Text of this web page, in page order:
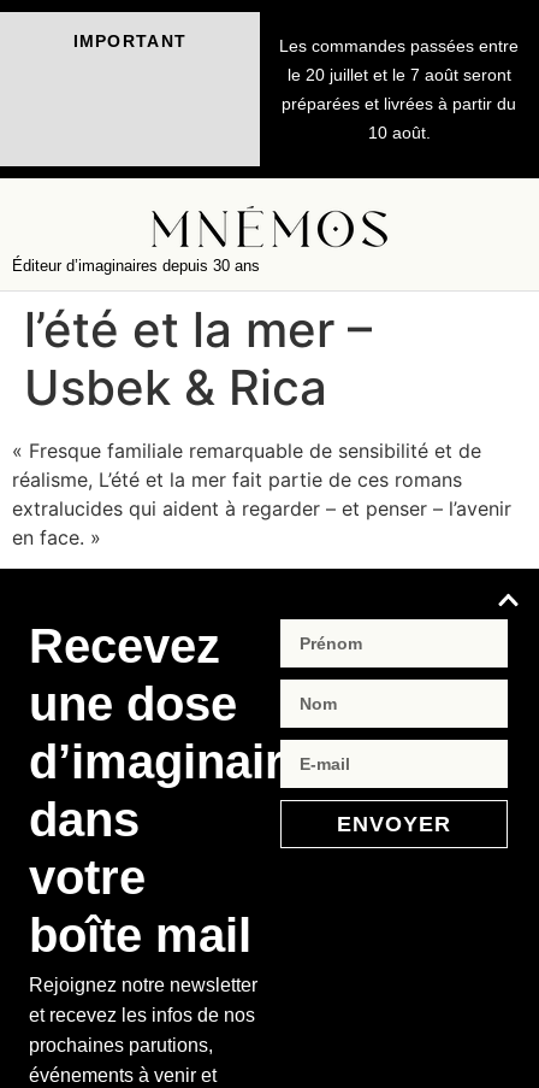
IMPORTANT
Les commandes passées entre
le 20 juillet et le 7 août seront
préparées et livrées à partir du
10 août.
Éditeur d’imaginaires depuis 30 ans
l’été et la mer –
Usbek & Rica
« Fresque familiale remarquable de sensibilité et de
réalisme, L’été et la mer fait partie de ces romans
extralucides qui aident à regarder – et penser – l’avenir
en face. »
Recevez
une dose
d’imaginaire
dans
votre
boîte mail
Rejoignez notre newsletter
et recevez les infos de nos
prochaines parutions,
événements à venir et
ENVOYER